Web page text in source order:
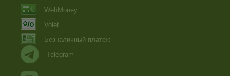
WebMoney
Volet
Безналичный платеж
Telegram